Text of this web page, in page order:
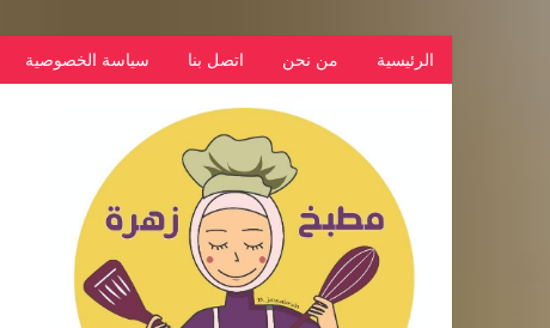
الرئيسية من نحن اتصل بنا سياسة الخصوصية